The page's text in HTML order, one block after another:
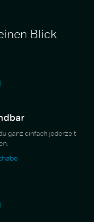
Blick
ganz einfach jederzeit